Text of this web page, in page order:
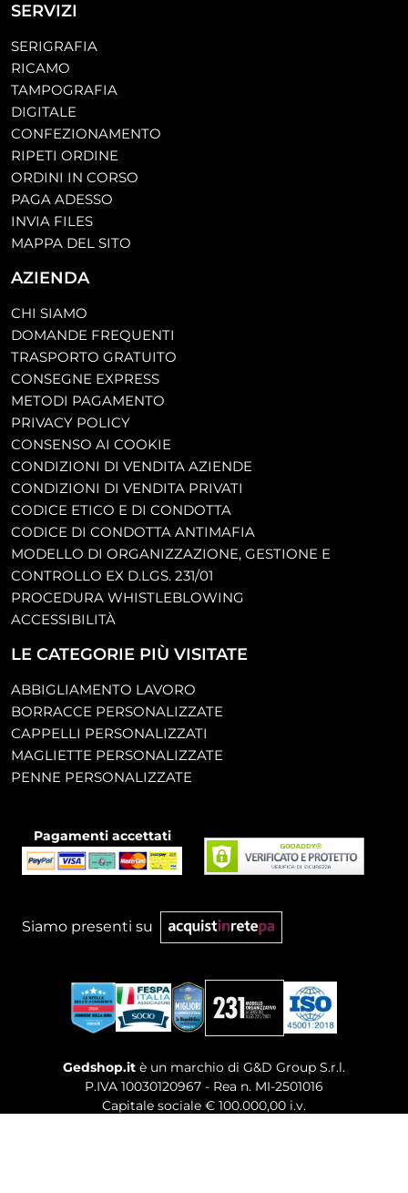
SERVIZI
SERIGRAFIA
RICAMO
TAMPOGRAFIA
DIGITALE
CONFEZIONAMENTO
RIPETI ORDINE
ORDINI IN CORSO
PAGA ADESSO
INVIA FILES
MAPPA DEL SITO
AZIENDA
CHI SIAMO
DOMANDE FREQUENTI
TRASPORTO GRATUITO
CONSEGNE EXPRESS
METODI PAGAMENTO
PRIVACY POLICY
CONSENSO AI COOKIE
CONDIZIONI DI VENDITA AZIENDE
CONDIZIONI DI VENDITA PRIVATI
CODICE ETICO E DI CONDOTTA
CODICE DI CONDOTTA ANTIMAFIA
MODELLO DI ORGANIZZAZIONE, GESTIONE E
CONTROLLO EX D.LGS. 231/01
PROCEDURA WHISTLEBLOWING
ACCESSIBILITÀ
LE CATEGORIE PIÙ VISITATE
ABBIGLIAMENTO LAVORO
BORRACCE PERSONALIZZATE
CAPPELLI PERSONALIZZATI
MAGLIETTE PERSONALIZZATE
PENNE PERSONALIZZATE
Pagamenti accettati
Siamo presenti su
Gedshop.it è un marchio di G&D Group S.r.l.
P.IVA 10030120967 - Rea n. MI-2501016
Capitale sociale € 100.000,00 i.v.